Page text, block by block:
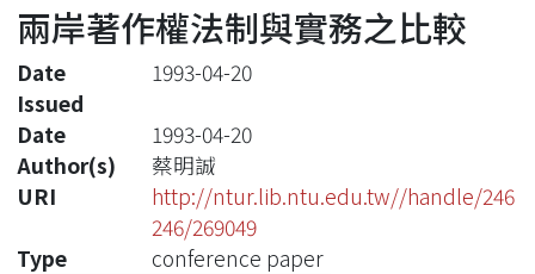
Statistics
兩岸著作權法制與實務之比較
Date
Issued
1993-04-20
Date
1993-04-20
Author(s)
蔡明誠
URI
http://ntur.lib.ntu.edu.tw//handle/246
246/269049
Type
conference paper